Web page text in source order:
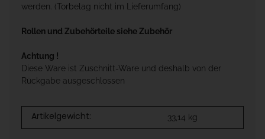
werden. (Torbelag nicht im Lieferumfang)
Rollen und Zubehörteile siehe Zubehör
Achtung !
Diese Ware ist Zuschnitt-Ware und deshalb von der
Rückgabe ausgeschlossen
Artikelgewicht: 33,14 kg